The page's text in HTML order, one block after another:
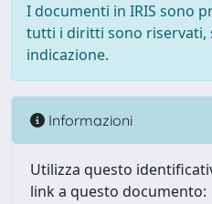
I documenti in IRIS sono
tutti i diritti sono riservati,
indicazione.
Informazioni
Utilizza questo
link a questo documento: